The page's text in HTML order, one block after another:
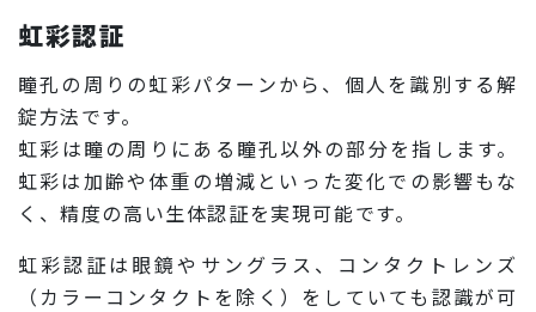
虹彩認証
瞳孔の周りの虹彩パターンから、個人を識別する解
錠方法です。
虹彩は瞳の周りにある瞳孔以外の部分を指します。
虹彩は加齢や体重の増減といった変化での影響もな
く、精度の高い生体認証を実現可能です。
虹彩認証は眼鏡やサングラス、コンタクトレンズ
（カラーコンタクトを除く）をしていても認識が可